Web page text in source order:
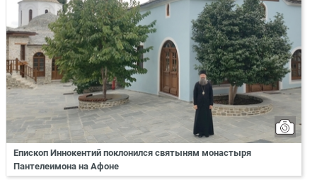
Епископ Иннокентий поклонился святыням монастыря
Пантелеимона на Афоне